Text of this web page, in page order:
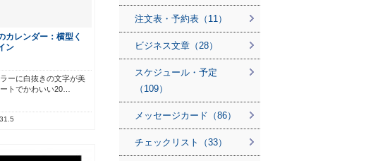
カレンダー：横型く
ン
ーに白抜きの文字が美
トでかわいい20…
31.5
注文表・予約表（11）
ビジネス文章（28）
スケジュール・予定
（109）
メッセージカード（86）
チェックリスト（33）